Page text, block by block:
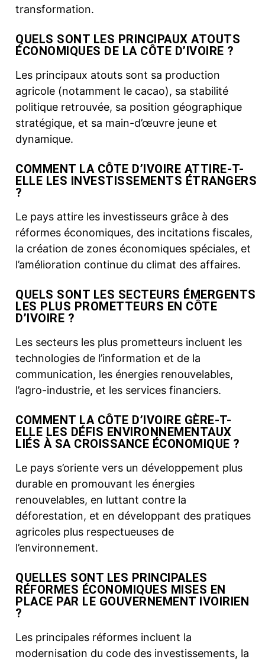
transformation.
QUELS SONT LES PRINCIPAUX ATOUTS
ÉCONOMIQUES DE LA CÔTE D’IVOIRE ?
Les principaux atouts sont sa production
agricole (notamment le cacao), sa stabilité
politique retrouvée, sa position géographique
stratégique, et sa main-d’œuvre jeune et
dynamique.
COMMENT LA CÔTE D’IVOIRE ATTIRE-T-
ELLE LES INVESTISSEMENTS ÉTRANGERS
?
Le pays attire les investisseurs grâce à des
réformes économiques, des incitations fiscales,
la création de zones économiques spéciales, et
l’amélioration continue du climat des affaires.
QUELS SONT LES SECTEURS ÉMERGENTS
LES PLUS PROMETTEURS EN CÔTE
D’IVOIRE ?
Les secteurs les plus prometteurs incluent les
technologies de l’information et de la
communication, les énergies renouvelables,
l’agro-industrie, et les services financiers.
COMMENT LA CÔTE D’IVOIRE GÈRE-T-
ELLE LES DÉFIS ENVIRONNEMENTAUX
LIÉS À SA CROISSANCE ÉCONOMIQUE ?
Le pays s’oriente vers un développement plus
durable en promouvant les énergies
renouvelables, en luttant contre la
déforestation, et en développant des pratiques
agricoles plus respectueuses de
l’environnement.
QUELLES SONT LES PRINCIPALES
RÉFORMES ÉCONOMIQUES MISES EN
PLACE PAR LE GOUVERNEMENT IVOIRIEN
?
Les principales réformes incluent la
modernisation du code des investissements, la